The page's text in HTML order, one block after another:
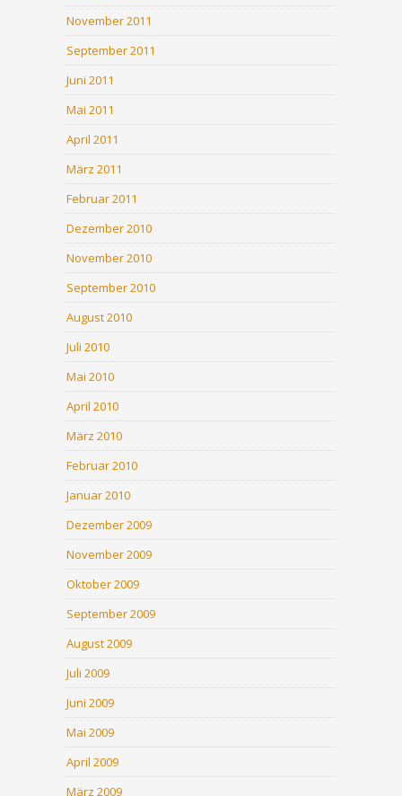
November 2011
September 2011
Juni 2011
Mai 2011
April 2011
März 2011
Februar 2011
Dezember 2010
November 2010
September 2010
August 2010
Juli 2010
Mai 2010
April 2010
März 2010
Februar 2010
Januar 2010
Dezember 2009
November 2009
Oktober 2009
September 2009
August 2009
Juli 2009
Juni 2009
Mai 2009
April 2009
März 2009